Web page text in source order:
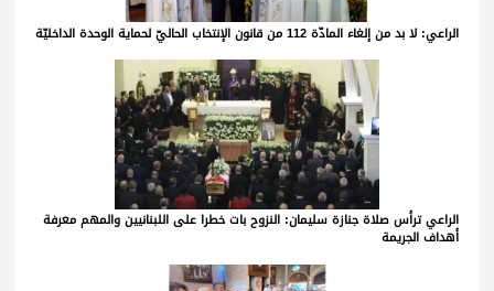
الراعي: لا بد من إلغاء المادّة 112 من قانون الإنتخاب الحاليّ لحماية الوحدة الداخليّة
الراعي ترأس صلاة جنازة سليمان: النزوح بات خطرا على اللبنانيين والمهم معرفة
أهداف الجريمة